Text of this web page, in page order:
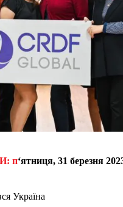
п‘ятниця, 31 березня
Україна